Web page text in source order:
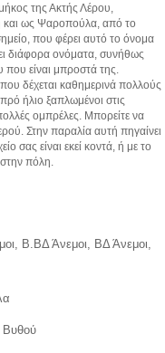
της Ακτής Λέρου,
και ως Ψαροπούλα, από το
που φέρει αυτό το όνομα
διάφορα ονόματα, συνήθως
είναι μπροστά της.
δέχεται καθημερινά πολλούς
ήλιο ξαπλωμένοι στις
ομπρέλες. Μπορείτε να
Στην παραλία αυτή πηγαίνει
σας είναι εκεί κοντά, ή με το
πόλη.
Β.ΒΔ Άνεμοι, ΒΔ Άνεμοι,